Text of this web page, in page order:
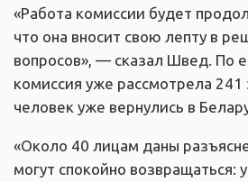
«Работа комиссии будет
что она вносит свою лепту в
вопросов», — сказал Швед. По
комиссия уже рассмотрела 241
человек уже вернулись в
«Около 40 лицам даны
могут спокойно возвращаться: